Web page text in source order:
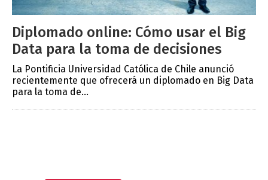
Diplomado online: Cómo usar el Big
Data para la toma de decisiones
La Pontificia Universidad Católica de Chile anunció
recientemente que ofrecerá un diplomado en Big Data
para la toma de...